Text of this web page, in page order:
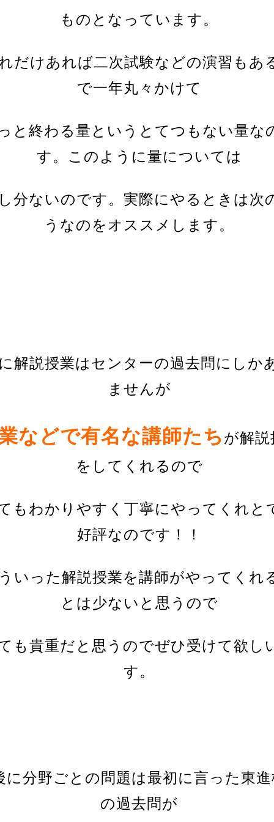
もの と なっています。
だけあれば二次試験などの演習もあ
で一年丸々かけて
と終わる量というとてつもない量な
す。 このように量については
分ないのです。実際にやるときは次
うなのをオススメします。
解説授業はセンターの過去問にしか
ませんが
などで有名な講師たちが解説
をしてくれるので
もわかりやすく丁寧にやってくれと
好評なのです！！
いった解説授業を講師がやってくれ
とは少ないと思うので
も貴重だと思うのでぜひ受けて欲し
す。
に分野ごとの問題は最初に言った東進
の過去問が